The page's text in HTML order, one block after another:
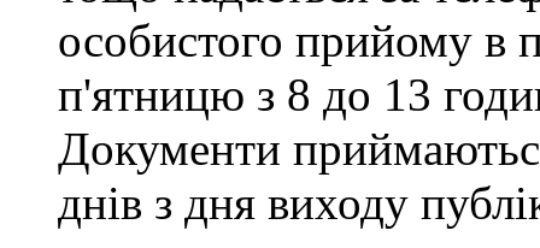
особистого прийому в
п'ятницю з 8 до 13
Документи
днів з дня виходу